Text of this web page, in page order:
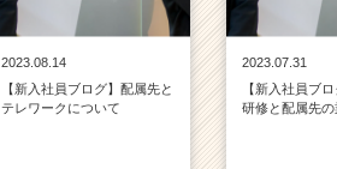
2023.08.14
【新入社員ブログ】配属先と
テレワークについて
2023.07.31
【新入社員ブ
研修と配属先